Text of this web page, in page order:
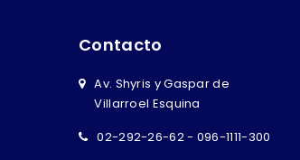
Contacto
Av. Shyris y Gaspar de
Villarroel Esquina
02-292-26-62 - 096-1111-300